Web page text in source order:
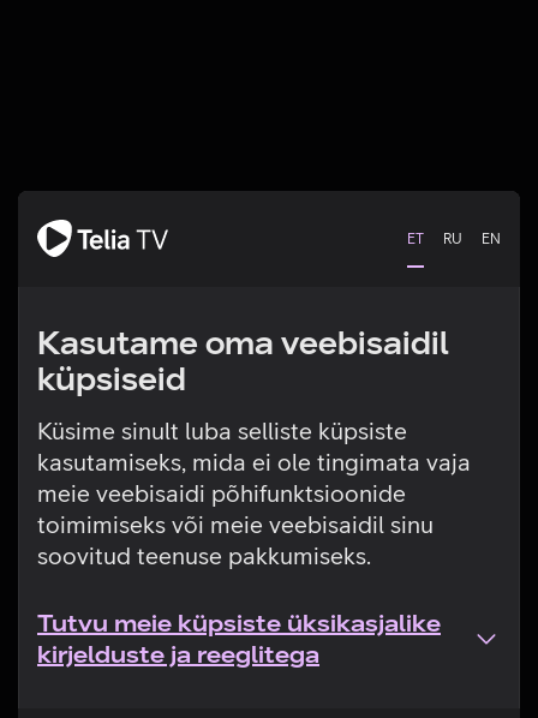
ET RU EN
Kasutame oma veebisaidil
küpsiseid
Küsime sinult luba selliste küpsiste
kasutamiseks, mida ei ole tingimata vaja
meie veebisaidi põhifunktsioonide
toimimiseks või meie veebisaidil sinu
soovitud teenuse pakkumiseks.
Tutvu meie küpsiste üksikasjalike
kirjelduste ja reeglitega
Tehniline viga